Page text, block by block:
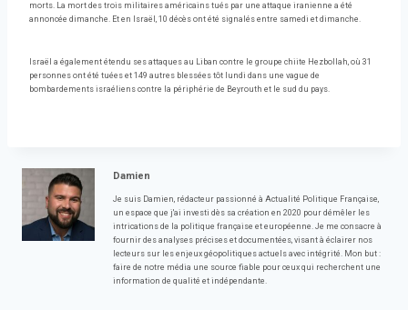
morts. La mort des trois militaires américains tués par une attaque iranienne a été
annoncée dimanche. Et en Israël, 10 décès ont été signalés entre samedi et dimanche.
Israël a également étendu ses attaques au Liban contre le groupe chiite Hezbollah, où 31
personnes ont été tuées et 149 autres blessées tôt lundi dans une vague de
bombardements israéliens contre la périphérie de Beyrouth et le sud du pays.
Damien
Je suis Damien, rédacteur passionné à Actualité Politique Française,
un espace que j'ai investi dès sa création en 2020 pour démêler les
intrications de la politique française et européenne. Je me consacre à
fournir des analyses précises et documentées, visant à éclairer nos
lecteurs sur les enjeux géopolitiques actuels avec intégrité. Mon but :
faire de notre média une source fiable pour ceux qui recherchent une
information de qualité et indépendante.